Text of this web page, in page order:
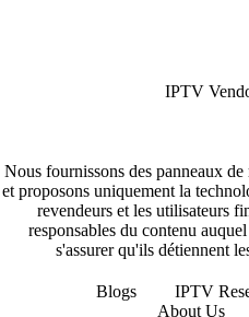
IPTV
Nous fournissons des panneaux
et proposons uniquement la
revendeurs et les utilisateurs
responsables du contenu
s'assurer qu'ils détiennent
Blogs
IPTV
About Us